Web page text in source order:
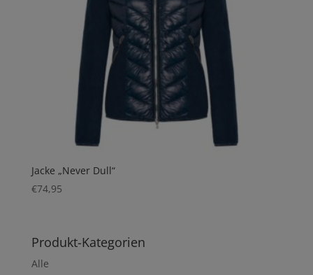
Jacke „Never Dull“
€74,95
Produkt-Kategorien
Alle